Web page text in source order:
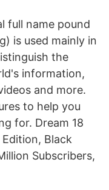
full name pound
is used mainly in
the
information,
and more.
to help you
for. Dream 18
Black
Subscribers,